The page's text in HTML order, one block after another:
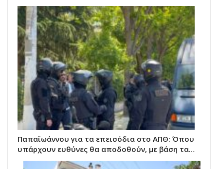
Παπαϊωάννου για τα επεισόδια στο ΑΠΘ: Όπου
υπάρχουν ευθύνες θα αποδοθούν, με βάση τα…